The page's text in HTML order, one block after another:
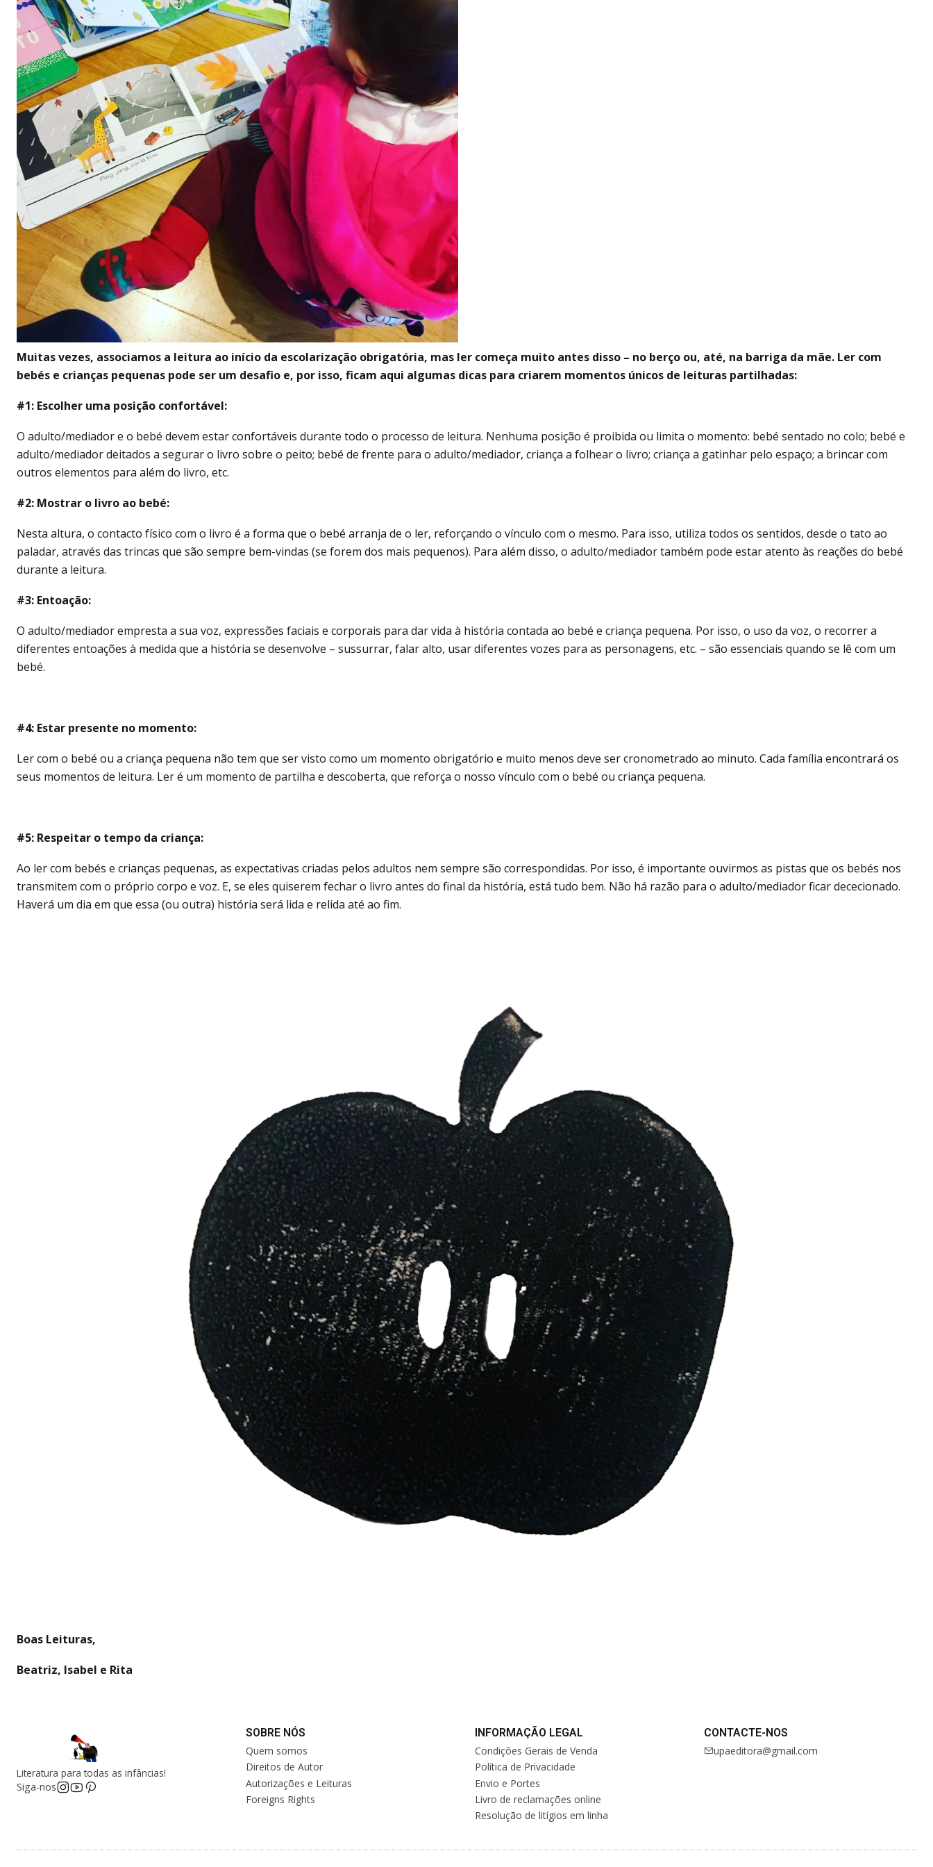
Muitas vezes, associamos a leitura ao início da escolarização obrigatória, mas ler começa muito antes disso – no berço ou, até, na barriga da mãe. Ler com
bebés e crianças pequenas pode ser um desafio e, por isso, ficam aqui algumas dicas para criarem momentos únicos de leituras partilhadas:
#1: Escolher uma posição confortável:
O adulto/mediador e o bebé devem estar confortáveis durante todo o processo de leitura. Nenhuma posição é proibida ou limita o momento: bebé sentado no colo; bebé e
adulto/mediador deitados a segurar o livro sobre o peito; bebé de frente para o adulto/mediador, criança a folhear o livro; criança a gatinhar pelo espaço; a brincar com
outros elementos para além do livro, etc.
#2: Mostrar o livro ao bebé:
Nesta altura, o contacto físico com o livro é a forma que o bebé arranja de o ler, reforçando o vínculo com o mesmo. Para isso, utiliza todos os sentidos, desde o tato ao
paladar, através das trincas que são sempre bem-vindas (se forem dos mais pequenos). Para além disso, o adulto/mediador também pode estar atento às reações do bebé
durante a leitura.
#3: Entoação:
O adulto/mediador empresta a sua voz, expressões faciais e corporais para dar vida à história contada ao bebé e criança pequena. Por isso, o uso da voz, o recorrer a
diferentes entoações à medida que a história se desenvolve – sussurrar, falar alto, usar diferentes vozes para as personagens, etc. – são essenciais quando se lê com um
bebé.
#4: Estar presente no momento:
Ler com o bebé ou a criança pequena não tem que ser visto como um momento obrigatório e muito menos deve ser cronometrado ao minuto. Cada família encontrará os
seus momentos de leitura. Ler é um momento de partilha e descoberta, que reforça o nosso vínculo com o bebé ou criança pequena.
#5: Respeitar o tempo da criança:
Ao ler com bebés e crianças pequenas, as expectativas criadas pelos adultos nem sempre são correspondidas. Por isso, é importante ouvirmos as pistas que os bebés nos
transmitem com o próprio corpo e voz. E, se eles quiserem fechar o livro antes do final da história, está tudo bem. Não há razão para o adulto/mediador ficar dececionado.
Haverá um dia em que essa (ou outra) história será lida e relida até ao fim.
Boas Leituras,
Beatriz, Isabel e Rita
Literatura para todas as infâncias!
Siga-nos
SOBRE NÓS
Quem somos
Direitos de Autor
Autorizações e Leituras
Foreigns Rights
INFORMAÇÃO LEGAL
Condições Gerais de Venda
Política de Privacidade
Envio e Portes
Livro de reclamações online
Resolução de litígios em linha
CONTACTE-NOS
upaeditora@gmail.com